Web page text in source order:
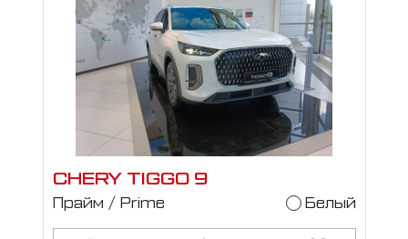
CHERY TIGGO 9
Прайм / Prime Белый